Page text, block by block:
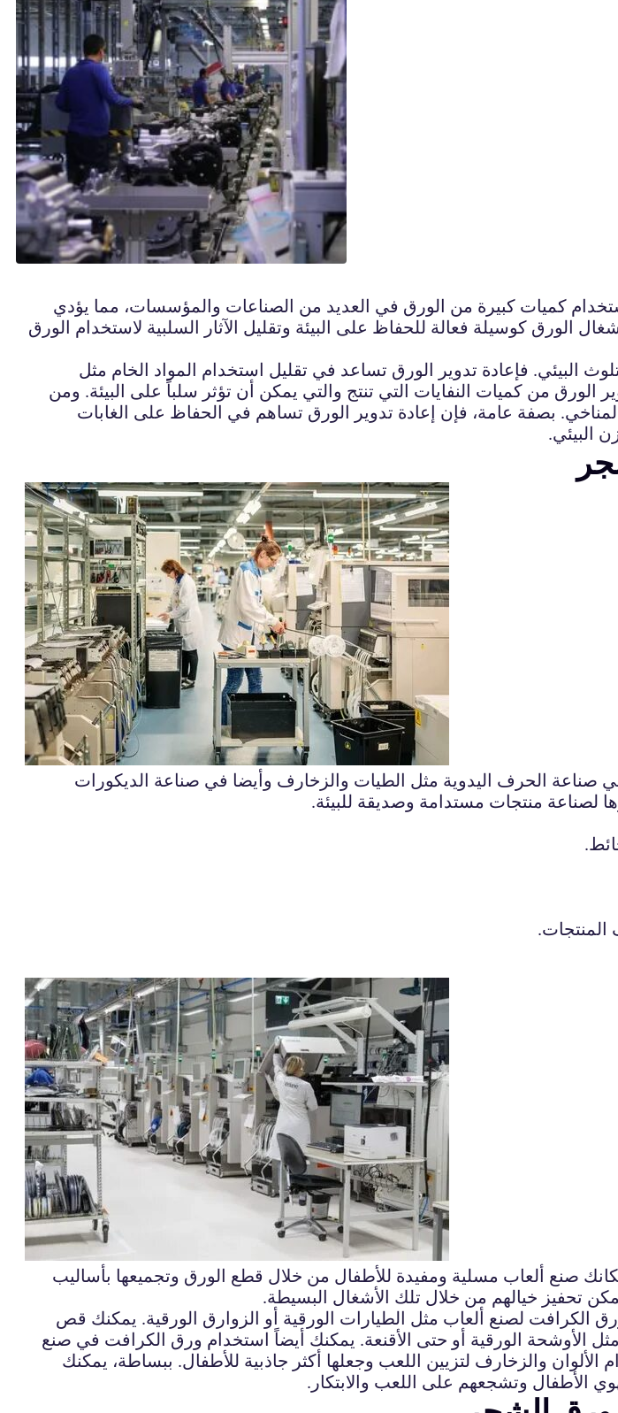
كميات كبيرة من الورق في العديد من الصناعات والمؤسسات، مما يؤدي
الورق كوسيلة فعالة للحفاظ على البيئة وتقليل الآثار السلبية لاستخدام الورق
البيئي. فإعادة تدوير الورق تساعد في تقليل استخدام المواد الخام مثل
الورق من كميات النفايات التي تنتج والتي يمكن أن تؤثر سلباً على البيئة. ومن
المناخي. بصفة عامة، فإن إعادة تدوير الورق تساهم في الحفاظ على الغابات
البيئي.
صناعة الحرف اليدوية مثل الطيات والزخارف وأيضا في صناعة الديكورات
لصناعة منتجات مستدامة وصديقة للبيئة.
المنتجات.
صنع ألعاب مسلية ومفيدة للأطفال من خلال قطع الورق وتجميعها بأساليب
تحفيز خيالهم من خلال تلك الأشغال البسيطة.
لصنع ألعاب مثل الطيارات الورقية أو الزوارق الورقية. يمكنك قص
الأوشحة الورقية أو حتى الأقنعة. يمكنك أيضاً استخدام ورق الكرافت في صنع
والزخارف لتزيين اللعب وجعلها أكثر جاذبية للأطفال. ببساطة، يمكنك
الأطفال وتشجعهم على اللعب والابتكار.